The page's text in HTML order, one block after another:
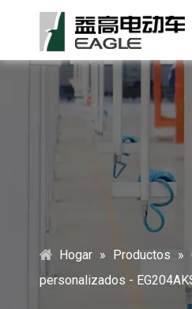
Hogar » Productos »
personalizados -